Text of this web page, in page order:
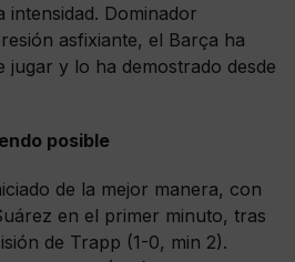
Dominador
asfixiante, el Barça ha
jugar y lo ha demostrado desde
posible
de la mejor manera, con
en el primer minuto, tras
de Trapp (1-0, min 2).